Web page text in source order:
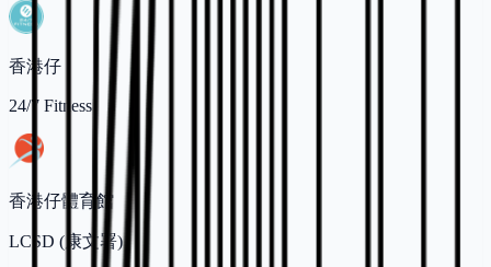
香港仔
24/7 Fitness
香港仔體育館
LCSD (康文署)